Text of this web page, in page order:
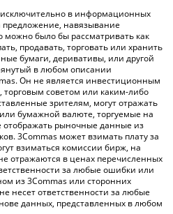
приведенную выше таблицу
последние цены на
и криптовалютах.
исключительно в информационных
предложение, навязывание
можно было бы рассматривать как
продавать, торговать или хранить
бумаги, деривативы, или другой
в любом описании
Он не является инвестиционным
советом или каким-либо
зрителям, могут отражать
бумажной валюте, торгуемые на
отображать рыночные данные из
3Commas может взимать плату за
взиматься комиссии бирж, на
отражаются в ценах перечисленных
за любые ошибки или
из 3Commas или сторонних
несет ответственности за любые
данных, представленных в любом